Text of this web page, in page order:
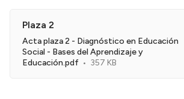
Plaza 2
Acta plaza 2 - Diagnóstico en Educación
Social - Bases del Aprendizaje y
Educación.pdf
357 KB